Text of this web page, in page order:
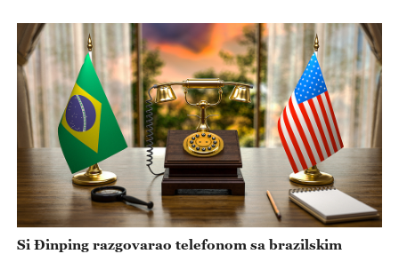
Si Đinping razgovarao telefonom sa brazilskim